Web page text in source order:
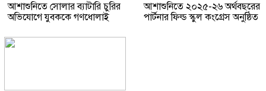
আশাশুনিতে সোলার ব্যাটারি চুরির
অভিযোগে যুবককে গণধোলাই
আশাশুনিতে ২০২৫-২৬ অর্থবছরের
পার্টনার ফিল্ড স্কুল কংগ্রেস অনুষ্ঠিত